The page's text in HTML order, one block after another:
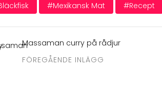
#mexikansk Mat #recept
Massaman curry på rådjur
FÖREGÅENDE INLÄGG